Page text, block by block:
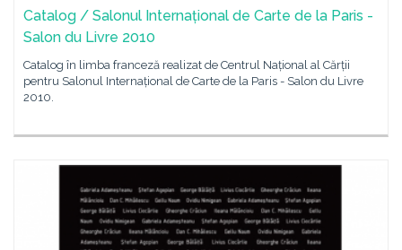
Catalog / Salonul Internațional de Carte de la Paris -
Salon du Livre 2010
Catalog în limba franceză realizat de Centrul Național al Cărții
pentru Salonul Internațional de Carte de la Paris - Salon du Livre
2010.